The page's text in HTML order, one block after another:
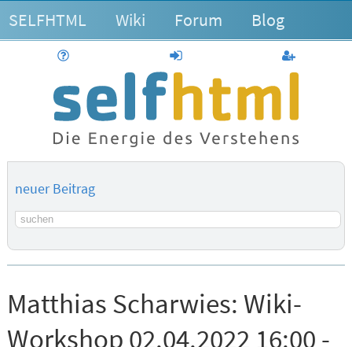
SELFHTML Wiki Forum Blog
anmelden
neuer Beitrag
Suchbegriff
Matthias Scharwies: Wiki-
Workshop 02.04.2022 16:00 -